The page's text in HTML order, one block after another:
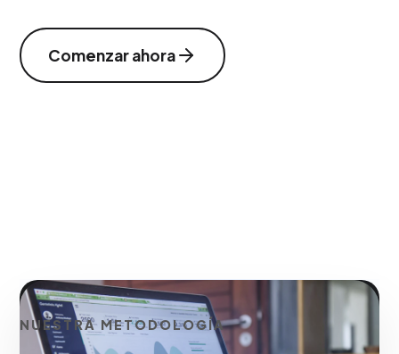
Comenzar ahora
NUESTRA METODOLOGÍA